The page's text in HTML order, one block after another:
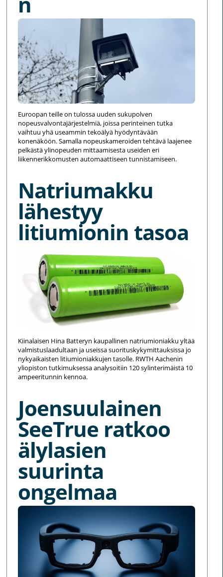
Euroopan teille on tulossa uuden sukupolven
nopeusvalvontajärjestelmiä, joissa perinteinen tutka
vaihtuu yhä useammin tekoälyä hyödyntävään
konenäköön. Samalla nopeuskameroiden tehtävä laajenee
pelkästä ylinopeuden mittaamisesta useiden eri
liikennerikkomusten automaattiseen tunnistamiseen.
Natriumakku
lähestyy
litiumionin tasoa
Kiinalaisen Hina Batteryn kaupallinen natriumioniakku yltää
valmistuslaadultaan ja useissa suorituskykymittauksissa jo
nykyaikaisten litiumioniakkujen tasolle. RWTH Aachenin
yliopiston tutkimuksessa analysoitiin 120 sylinterimäistä 10
ampeeritunnin kennoa.
Joensuulainen
SeeTrue ratkoo
älylasien
suurinta
ongelmaa